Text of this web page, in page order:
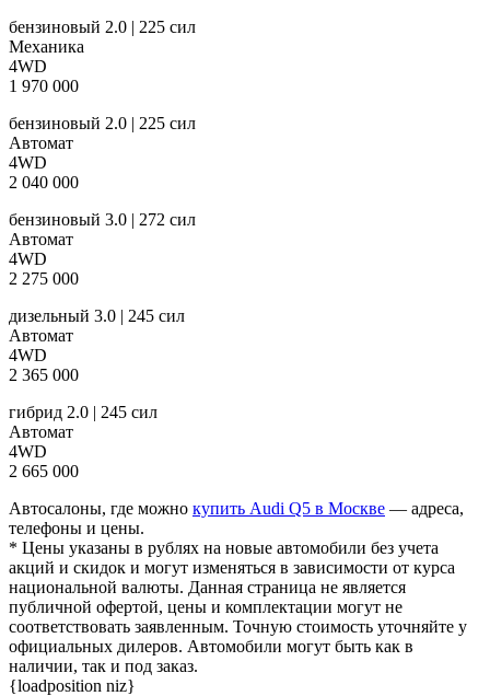
бензиновый 2.0 | 225 сил
Механика
4WD
1 970 000
бензиновый 2.0 | 225 сил
Автомат
4WD
2 040 000
бензиновый 3.0 | 272 сил
Автомат
4WD
2 275 000
дизельный 3.0 | 245 сил
Автомат
4WD
2 365 000
гибрид 2.0 | 245 сил
Автомат
4WD
2 665 000
Автосалоны, где можно купить Audi Q5 в Москве — адреса,
телефоны и цены.
* Цены указаны в рублях на новые автомобили без учета
акций и скидок и могут изменяться в зависимости от курса
национальной валюты. Данная страница не является
публичной офертой, цены и комплектации могут не
соответствовать заявленным. Точную стоимость уточняйте у
официальных дилеров. Автомобили могут быть как в
наличии, так и под заказ.
{loadposition niz}